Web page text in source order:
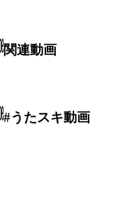
関連動画
#うたスキ動画